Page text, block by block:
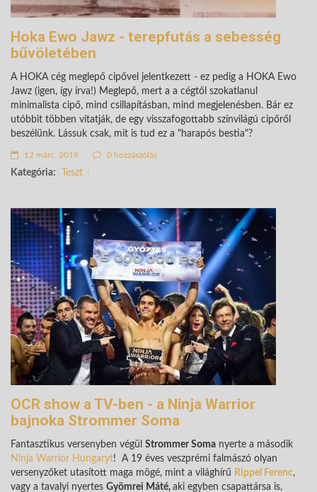
Hoka Ewo Jawz - terepfutás a sebesség
bűvöletében
A HOKA cég meglepő cipővel jelentkezett - ez pedig a HOKA Ewo
Jawz (igen, így írva!) Meglepő, mert a a cégtől szokatlanul
minimalista cipő, mind csillapításban, mind megjelenésben. Bár ez
utóbbit többen vitatják, de egy visszafogottabb színvilágú cipőről
beszélünk. Lássuk csak, mit is tud ez a "harapós bestia"?
12 márc. 2019 0 hozzászólás
Kategória: Teszt
OCR show a TV-ben - a Ninja Warrior
bajnoka Strommer Soma
Fantasztikus versenyben végül Strommer Soma nyerte a második
Ninja Warrior Hungaryt! A 19 éves veszprémi falmászó olyan
versenyzőket utasított maga mögé, mint a világhírű Rippel Ferenc,
vagy a tavalyi nyertes Gyömrei Máté, aki egyben csapattársa is,